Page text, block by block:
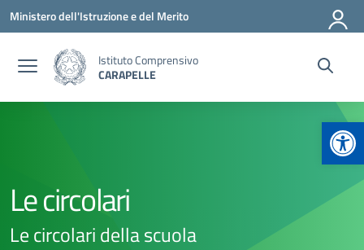
Vai ai contenuti
Vai al menu di navigazione
Vai al footer
Ministero dell'Istruzione e del Merito
Istituto Comprensivo
CARAPELLE
Le circolari
Le circolari della scuola